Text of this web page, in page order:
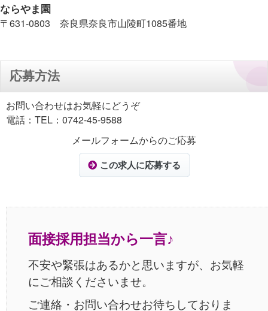
ならやま園
〒631-0803 奈良県奈良市山陵町1085番地
応募方法
お問い合わせはお気軽にどうぞ
電話：TEL：0742-45-9588
メールフォームからのご応募
この求人に応募する
面接採用担当から一言♪
不安や緊張はあるかと思いますが、お気軽
にご相談くださいませ。
ご連絡・お問い合わせお待ちしておりま